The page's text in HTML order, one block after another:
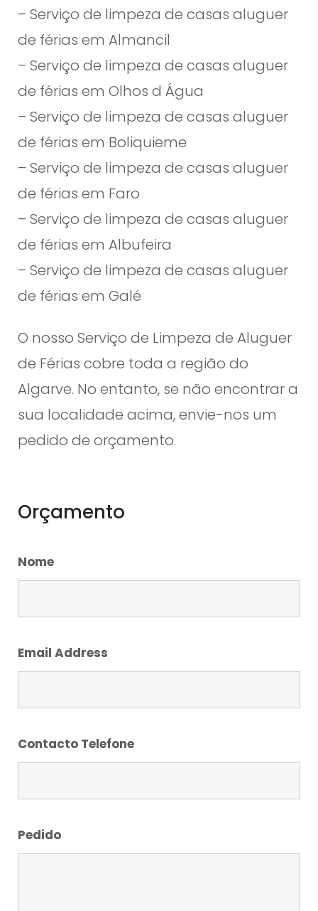
– Serviço de limpeza de casas aluguer
de férias em Almancil
– Serviço de limpeza de casas aluguer
de férias em Olhos d Água
– Serviço de limpeza de casas aluguer
de férias em Boliquieme
– Serviço de limpeza de casas aluguer
de férias em Faro
– Serviço de limpeza de casas aluguer
de férias em Albufeira
– Serviço de limpeza de casas aluguer
de férias em Galé
O nosso Serviço de Limpeza de Aluguer
de Férias cobre toda a região do
Algarve. No entanto, se não encontrar a
sua localidade acima, envie-nos um
pedido de orçamento.
Orçamento
Nome
Email Address
Contacto Telefone
Pedido